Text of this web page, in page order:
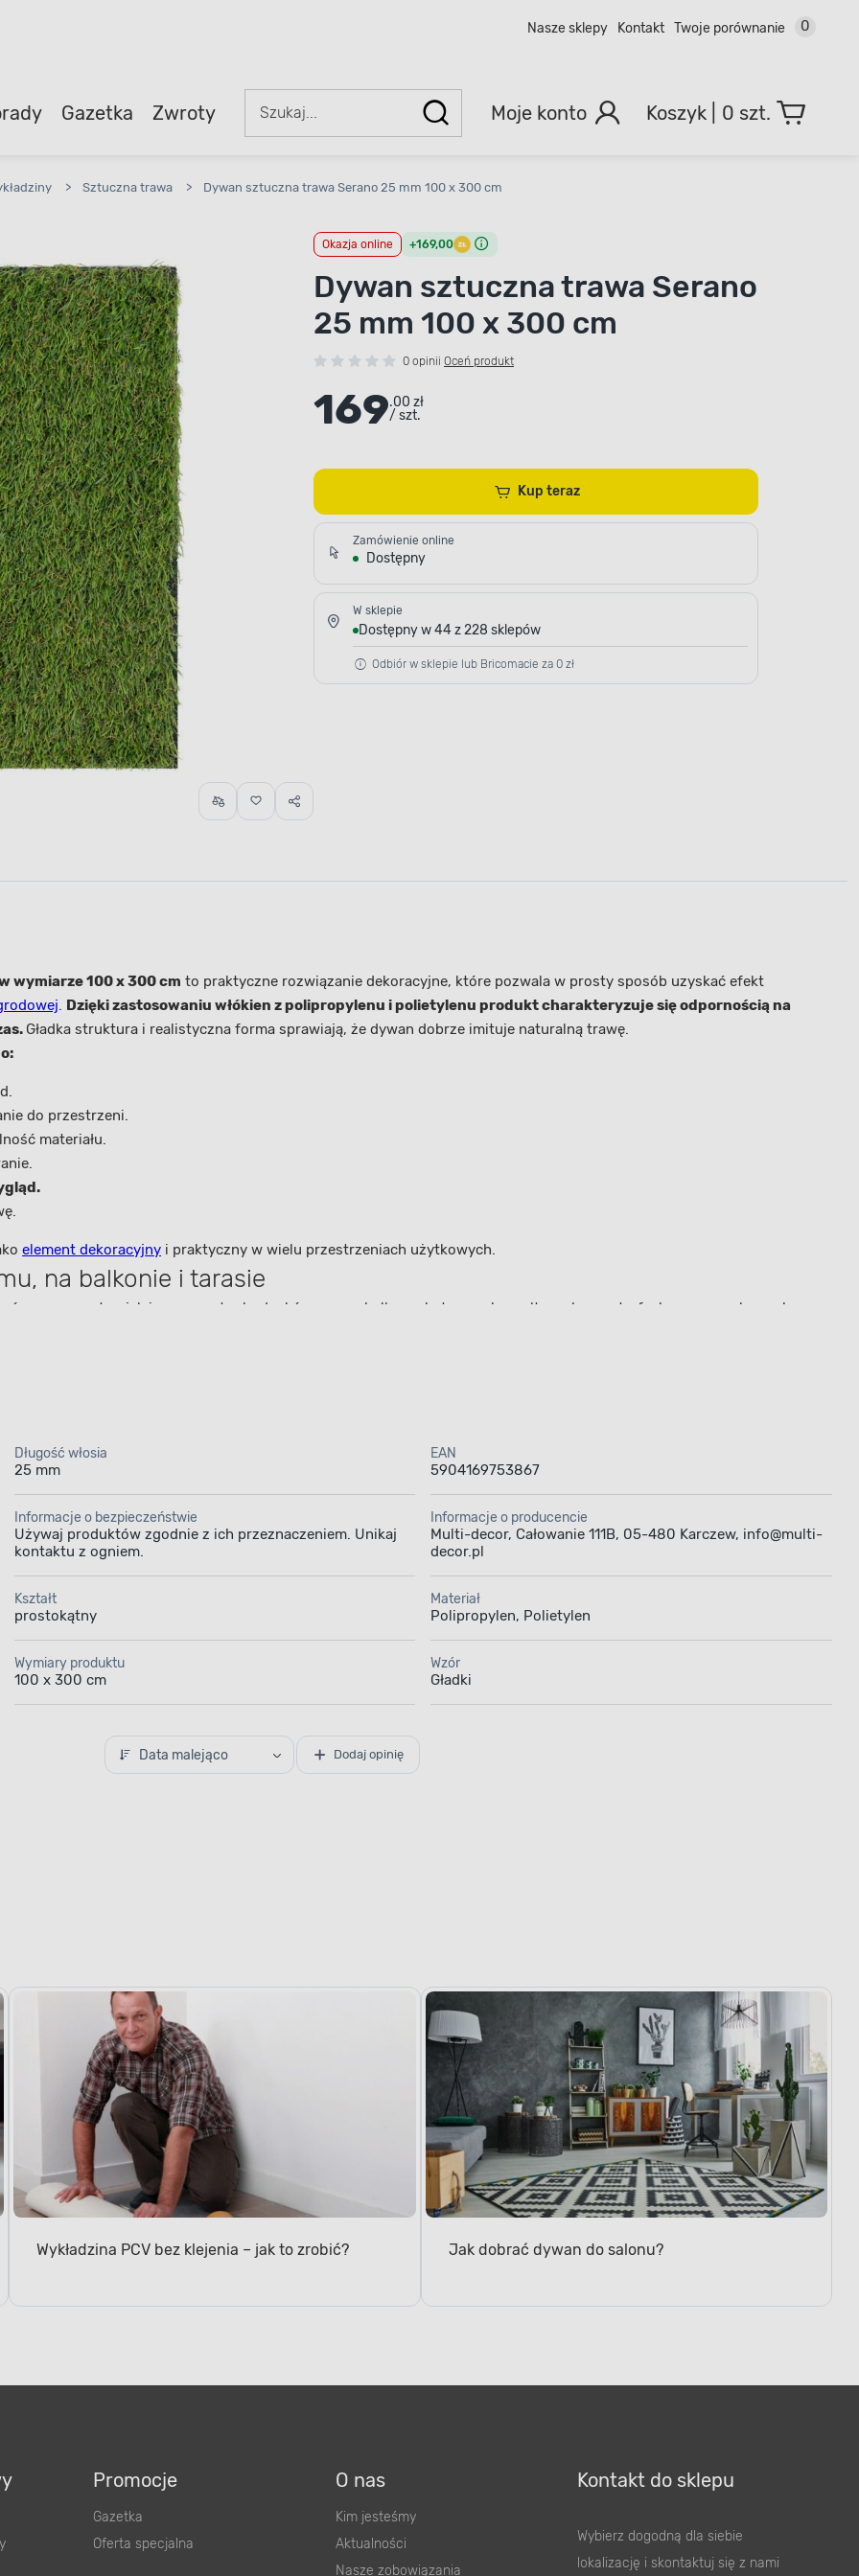
Nasze sklepy Kontakt Twoje porównanie 0
Gazetka Zwroty Moje konto 0 szt.
> Sztuczna trawa > Dywan sztuczna trawa Serano 25 mm 100 x 300 cm
Okazja online +169,00
Dywan sztuczna trawa Serano
25 mm 100 x 300 cm
0 opinii Oceń produkt
169.00 zł
/ szt.
Kup teraz
Zamówienie online
Dostępny
W sklepie
Dostępny w 44 z 228 sklepów
Odbiór w sklepie lub Bricomacie za 0 zł
wymiarze 100 x 300 cm to praktyczne rozwiązanie dekoracyjne, które pozwala w prosty sposób uzyskać efekt
. Dzięki zastosowaniu włókien z polipropylenu i polietylenu produkt charakteryzuje się odpornością na
Gładka struktura i realistyczna forma sprawiają, że dywan dobrze imituje naturalną trawę.
do przestrzeni.
materiału.
element dekoracyjny i praktyczny w wielu przestrzeniach użytkowych.
na balkonie i tarasie
wewnątrz, jak i na zewnątrz budynków, np. na balkonach, tarasach, w altanach czy strefach wypoczynkowych.
podłoża i nie odkształca się podczas użytkowania.
i sprawia, że prezentuje się estetycznie w każdej aranżacji.Wysokość runa 25 mm nadaje mu naturalny wygląd,
trawa dostępny w Bricomarché to praktyczne i estetyczne rozwiązanie do dekoracji przestrzeni w naturalnym stylu.
Długość włosia
25 mm
EAN
5904169753867
Informacje o bezpieczeństwie
Używaj produktów zgodnie z ich przeznaczeniem. Unikaj
kontaktu z ogniem.
Informacje o producencie
Multi-decor, Całowanie 111B, 05-480 Karczew, info@multi-
decor.pl
Kształt
prostokątny
Materiał
Polipropylen, Polietylen
Wymiary produktu
100 x 300 cm
Wzór
Gładki
Data malejąco Dodaj opinię
Wykładzina PCV bez klejenia – jak to zrobić? Jak dobrać dywan do salonu?
Promocje
Gazetka
Oferta specjalna
O nas
Kim jesteśmy
Aktualności
Nasze zobowiązania
Kontakt do sklepu
Wybierz dogodną dla siebie
lokalizację i skontaktuj się z nami